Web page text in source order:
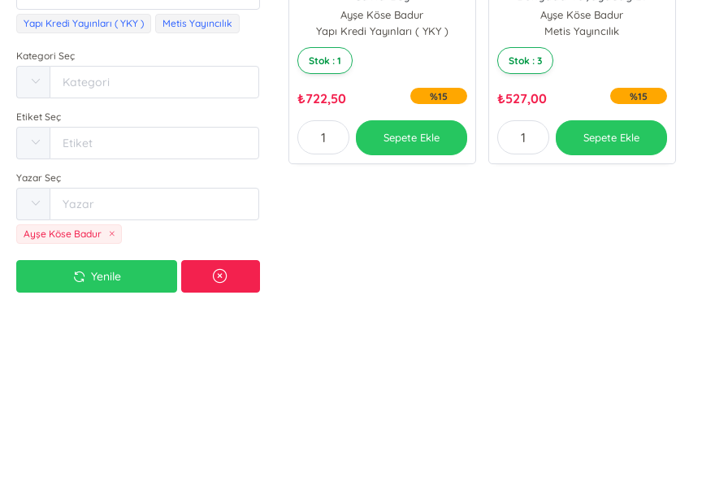
Yapı Kredi Yayınları ( YKY ) Metis Yayıncılık
Kategori Seç
Etiket Seç
Yazar Seç
Ayşe Köse Badur
Yenile
Ayşe Köse Badur
Yapı Kredi Yayınları ( YKY )
Stok : 1
₺722,50 %15
Sepete Ekle
Ayşe Köse Badur
Metis Yayıncılık
Stok : 3
₺527,00 %15
Sepete Ekle